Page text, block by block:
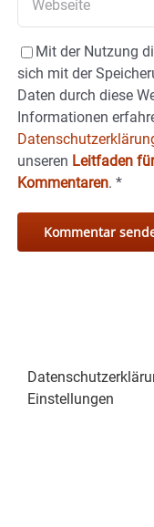
Mit der Nutzung
sich mit der
Daten durch diese
Informationen
unseren Leitfaden
Kommentaren. *
Einstellungen